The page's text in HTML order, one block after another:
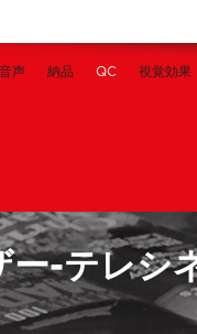
音声 納品 QC 視覚効果
ー-テレシ